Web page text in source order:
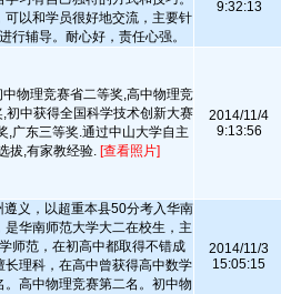
可以和学员很好地交流，主要针
行辅导。耐心好，责任心强。
9:32:13
中物理竞赛省二等奖,高中物理竞
初中获得全国科学技术创新大赛
,广东三等奖.通过中山大学自主
拔,有家教经验. [查看照片]
2014/11/4
9:13:56
遵义，以超重本县50分考入华南
是华南师范大学大二在校生，主
师范，在初高中都取得不错成
长理科，在高中曾获得高中数学
。高中物理竞赛第二名。初中物
2014/11/3
15:05:15